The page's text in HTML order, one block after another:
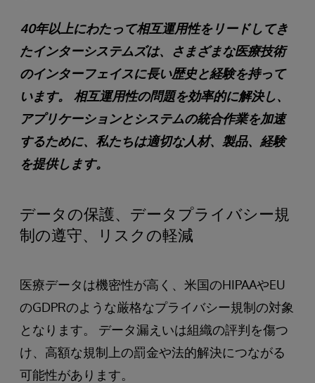
40年以上にわたって相互運用性をリードしてき
たインターシステムズは、さまざまな医療技術
のインターフェイスに長い歴史と経験を持って
います。 相互運用性の問題を効率的に解決し、
アプリケーションとシステムの統合作業を加速
するために、私たちは適切な人材、製品、経験
を提供します。
データの保護、データプライバシー規
制の遵守、リスクの軽減
医療データは機密性が高く、米国のHIPAAやEU
のGDPRのような厳格なプライバシー規制の対象
となります。 データ漏えいは組織の評判を傷つ
け、高額な規制上の罰金や法的解決につながる
可能性があります。